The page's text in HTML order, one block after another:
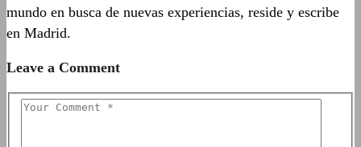
mundo en busca de nuevas experiencias, reside y escribe
en Madrid.
Leave a Comment